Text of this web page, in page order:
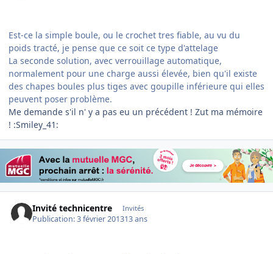
Est-ce la simple boule, ou le crochet tres fiable, au vu du
poids tracté, je pense que ce soit ce type d'attelage
La seconde solution, avec verrouillage automatique,
normalement pour une charge aussi élevée, bien qu'il existe
des chapes boules plus tiges avec goupille inférieure qui elles
peuvent poser problème.
Me demande s'il n' y a pas eu un précédent ! Zut ma mémoire
! :Smiley_41:
Invité technicentre Invités
Publication:3 février 201313 ans